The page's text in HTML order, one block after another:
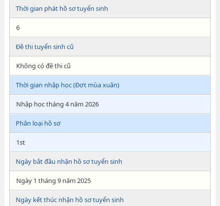
Thời gian phát hồ sơ tuyển sinh
6
Đề thi tuyển sinh cũ
Không có đề thi cũ
Thời gian nhập học (Đợt mùa xuân)
Nhập học tháng 4 năm 2026
Phân loại hồ sơ
1st
Ngày bắt đầu nhận hồ sơ tuyển sinh
Ngày 1 tháng 9 năm 2025
Ngày kết thúc nhận hồ sơ tuyển sinh